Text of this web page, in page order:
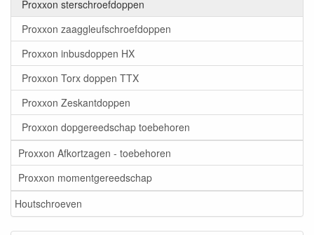
Proxxon sterschroefdoppen
Proxxon zaaggleufschroefdoppen
Proxxon inbusdoppen HX
Proxxon Torx doppen TTX
Proxxon Zeskantdoppen
Proxxon dopgereedschap toebehoren
Proxxon Afkortzagen - toebehoren
Proxxon momentgereedschap
Houtschroeven